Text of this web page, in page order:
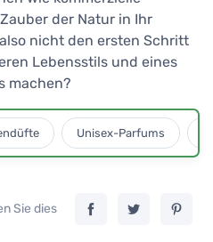
der Natur in Ihr
nicht den ersten Schritt
Lebensstils und eines
machen?
Unisex-Parfums
Sie dies